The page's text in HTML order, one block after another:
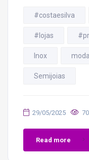
#costaesilva
#lojas
Inox moda
Semijoias
29/05/2025
Read more